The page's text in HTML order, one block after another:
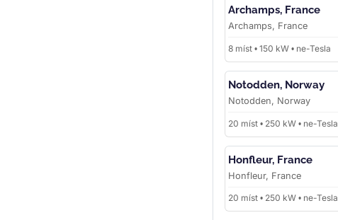
Archamps, France
Archamps, France
8 míst • 150 kW • ne-Tesla
Notodden, Norway
Notodden, Norway
20 míst • 250 kW • ne-Tesla
Honfleur, France
Honfleur, France
20 míst • 250 kW • ne-Tesla